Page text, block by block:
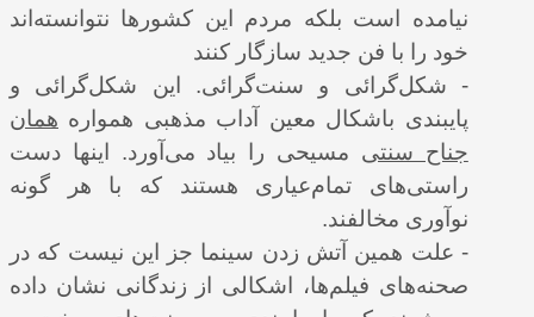
نیامده است بلکه مردم این کشورها نتوانسته‌اند
خود را با فن جدید سازگار کنند
- شکل‌گرائی و سنت‌گرائی. این شکل‌گرائی و
پایبندی باشکال معین آداب مذهبی همواره همان
جناح سنتی مسیحی را بیاد می‌آورد. اینها دست
راستی‌های تمام‌عیاری هستند که با هر گونه
نوآوری مخالفند.
- علت همین آتش زدن سینما جز این نیست که در
صحنههای فیلمها، اشکالی از زندگانی نشان داده